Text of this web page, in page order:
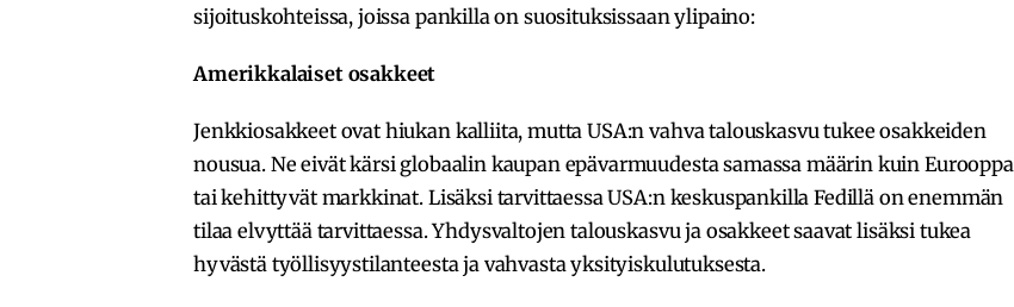
sijoituskohteissa, joissa pankilla on suosituksissaan ylipaino:
Amerikkalaiset osakkeet
Jenkkiosakkeet ovat hiukan kalliita, mutta USA:n vahva talouskasvu tukee osakkeiden
nousua. Ne eivät kärsi globaalin kaupan epävarmuudesta samassa määrin kuin Eurooppa
tai kehittyvät markkinat. Lisäksi tarvittaessa USA:n keskuspankilla Fedillä on enemmän
tilaa elvyttää tarvittaessa. Yhdysvaltojen talouskasvu ja osakkeet saavat lisäksi tukea
hyvästä työllisyystilanteesta ja vahvasta yksityiskulutuksesta.